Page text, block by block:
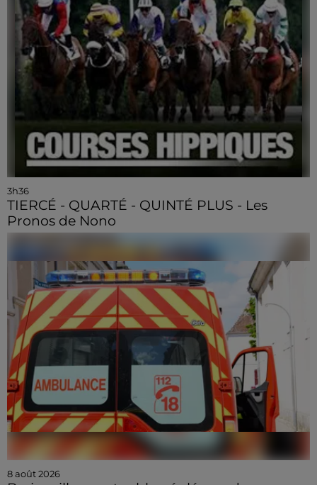
3h36
TIERCÉ - QUARTÉ - QUINTÉ PLUS - Les
Pronos de Nono
8 août 2026